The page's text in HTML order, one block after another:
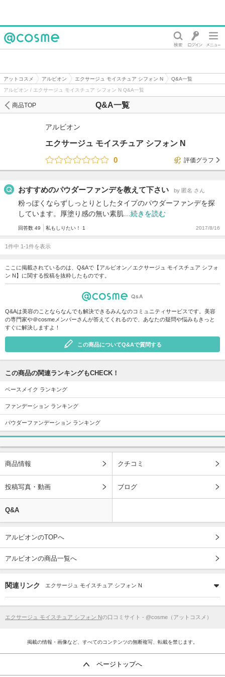
アットコスメ アルビオン エクサージュ モイスチュア シフォン N
Q&A一覧
アルビオン / エクサージュ モイスチュア シフォン N Q&A一覧
Q&A一覧
商品TOP
アルビオン
エクサージュ モイスチュア シフォン N
0
評価グラフ
おすすめのパウダーファンデを教えて下さい by 匿名 さん
粉っぽくならずしっとりとしたタイプのパウダーファンデを探
しています。厚塗り感の無い素肌… 続きを読む
回答数 49 私もしりたい！ 1 2017/8/16
1件中 1-1件を表示
ここに掲載されているのは、Q&Aで【アルビオン／エクサージュ モイスチュア シフォ
ン N】に関する投稿を抜粋したものです。
Q&Aは美容のことならなんでも解決できるみんなのコミュニティサービスです。美容
の専門家や＠cosmeメンバーさんが答えてくれるので、あなたの疑問や悩みもきっと
すぐに解決しますよ！
この商品についてQ&Aで質問する
この商品の関連ランキングもCHECK！
ベースメイク ランキング
ファンデーション ランキング
パウダーファンデーション ランキング
商品情報 クチコミ
投稿写真・動画 ブログ
Q&A
アルビオンのTOPへ
アルビオンの商品一覧へ
関連リンク エクサージュ モイスチュア シフォン N
エクサージュ モイスチュア シフォン Nの口コミサイト - @cosme（アットコスメ）
掲載の情報・画像など、すべてのコンテンツの無断複写、転載を禁じます。
ページトップへ